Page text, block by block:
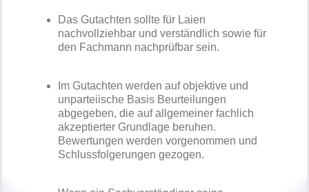
Das Gutachten sollte für Laien
nachvollziehbar und verständlich sowie für
den Fachmann nachprüfbar sein.
Im Gutachten werden auf objektive und
unparteiische Basis Beurteilungen
abgegeben, die auf allgemeiner fachlich
akzeptierter Grundlage beruhen.
Bewertungen werden vorgenommen und
Schlussfolgerungen gezogen.